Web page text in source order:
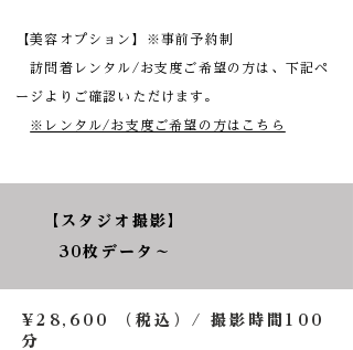
​​【美容オプション】​​※事前予約制
訪問着レンタル/お支度ご希望の方は、下記ペ
ージよりご確認いただけます。
※レンタル/お支度ご希望の方はこちら
​【スタジオ撮影】
30枚データ〜
¥28,600 （税込）/ 撮影時間100
分